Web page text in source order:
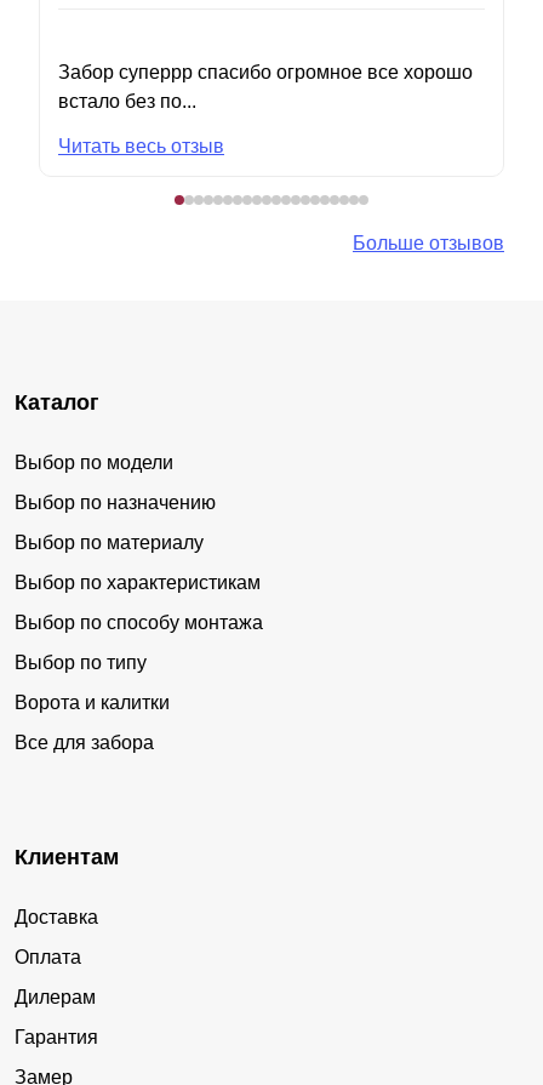
Забор суперрр спасибо огромное все хорошо
встало без по...
Читать весь отзыв
Больше отзывов
Каталог
Выбор по модели
Выбор по назначению
Выбор по материалу
Выбор по характеристикам
Выбор по способу монтажа
Выбор по типу
Ворота и калитки
Все для забора
Клиентам
Доставка
Оплата
Дилерам
Гарантия
Замер